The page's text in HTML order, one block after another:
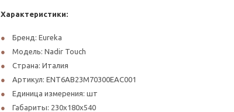
Характеристики:
Бренд: Eureka
Модель: Nadir Touch
Страна: Италия
Артикул: ENT6AB23M70300EAC001
Единица измерения: шт
Габариты: 230х180х540